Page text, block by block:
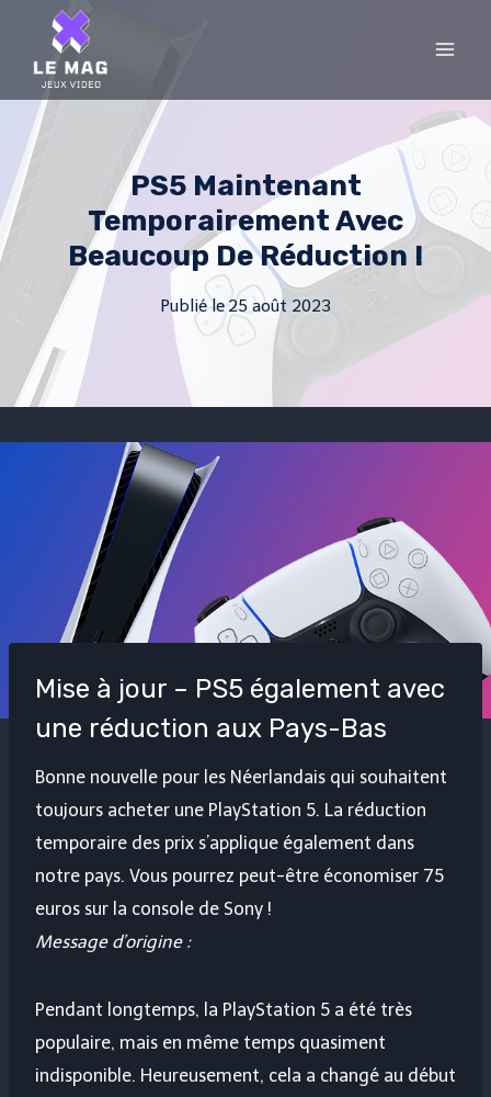
content
PS5 Maintenant
Temporairement Avec
Beaucoup De Réduction !
Publié le 25 août 2023
Mise à jour – PS5 également avec
une réduction aux Pays-Bas
Bonne nouvelle pour les Néerlandais qui souhaitent
toujours acheter une PlayStation 5. La réduction
temporaire des prix s’applique également dans
notre pays. Vous pourrez peut-être économiser 75
euros sur la console de Sony !
Message d’origine :
Pendant longtemps, la PlayStation 5 a été très
populaire, mais en même temps quasiment
indisponible. Heureusement, cela a changé au début